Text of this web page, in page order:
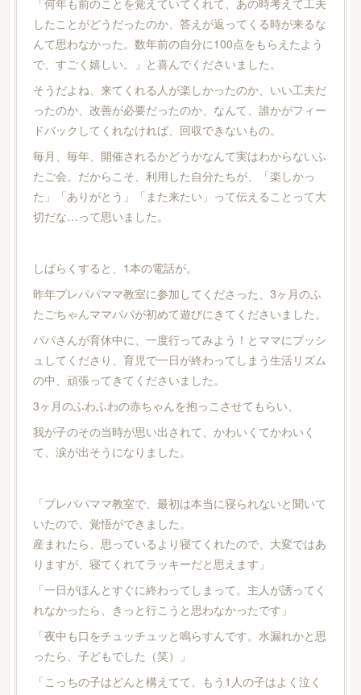
したことがどうだったのか、答えが返ってくる時が来るな
んて思わなかった。数年前の自分に100点をもらえたよう
で、すごく嬉しい。」と喜んでくださいました。
そうだよね、来てくれる人が楽しかったのか、いい工夫だ
ったのか、改善が必要だったのか、なんて、誰かがフィー
ドバックしてくれなければ、回収できないもの。
毎月、毎年、開催されるかどうかなんて実はわからないふ
たご会。だからこそ、利用した自分たちが、「楽しかっ
た」「ありがとう」「また来たい」って伝えることって大
切だな…って思いました。
しばらくすると、1本の電話が。
昨年プレパパママ教室に参加してくださった、3ヶ月のふ
たごちゃんママパパが初めて遊びにきてくださいました。
パパさんが育休中に、一度行ってみよう！とママにプッシ
ュしてくださり、育児で一日が終わってしまう生活リズム
の中、頑張ってきてくださいました。
3ヶ月のふわふわの赤ちゃんを抱っこさせてもらい、
我が子のその当時が思い出されて、かわいくてかわいく
て、涙が出そうになりました。
「プレパパママ教室で、最初は本当に寝られないと聞いて
いたので、覚悟ができました。
産まれたら、思っているより寝てくれたので、大変ではあ
りますが、寝てくれてラッキーだと思えます」
「一日がほんとすぐに終わってしまって。主人が誘ってく
れなかったら、きっと行こうと思わなかったです」
「夜中も口をチュッチュッと鳴らすんです。水漏れかと思
ったら、子どもでした（笑）」
「こっちの子はどんと構えてて、もう1人の子はよく泣く